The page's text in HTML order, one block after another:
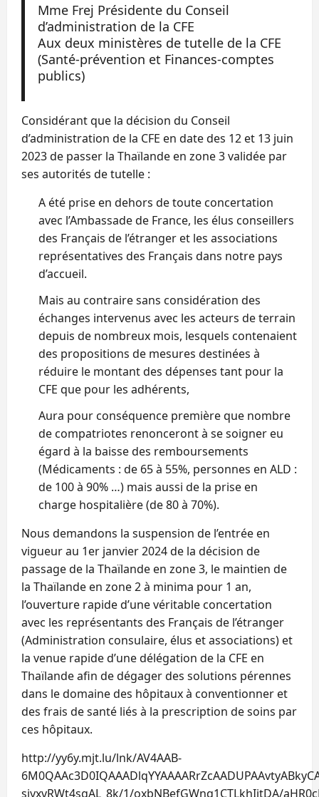
Mme Frej Présidente du Conseil
d’administration de la CFE
Aux deux ministères de tutelle de la CFE
(Santé-prévention et Finances-comptes
publics)
Considérant que la décision du Conseil
d’administration de la CFE en date des 12 et 13 juin
2023 de passer la Thaïlande en zone 3 validée par
ses autorités de tutelle :
A été prise en dehors de toute concertation
avec l’Ambassade de France, les élus conseillers
des Français de l’étranger et les associations
représentatives des Français dans notre pays
d’accueil.
Mais au contraire sans considération des
échanges intervenus avec les acteurs de terrain
depuis de nombreux mois, lesquels contenaient
des propositions de mesures destinées à
réduire le montant des dépenses tant pour la
CFE que pour les adhérents,
Aura pour conséquence première que nombre
de compatriotes renonceront à se soigner eu
égard à la baisse des remboursements
(Médicaments : de 65 à 55%, personnes en ALD :
de 100 à 90% …) mais aussi de la prise en
charge hospitalière (de 80 à 70%).
Nous demandons la suspension de l’entrée en
vigueur au 1er janvier 2024 de la décision de
passage de la Thaïlande en zone 3, le maintien de
la Thaïlande en zone 2 à minima pour 1 an,
l’ouverture rapide d’une véritable concertation
avec les représentants des Français de l’étranger
(Administration consulaire, élus et associations) et
la venue rapide d’une délégation de la CFE en
Thaïlande afin de dégager des solutions pérennes
dans le domaine des hôpitaux à conventionner et
des frais de santé liés à la prescription de soins par
ces hôpitaux.
http://yy6y.mjt.lu/lnk/AV4AAB-
sjyxvRWt4sgAL_8k/1/oxbNBefGWnq1CTLkhIitDA/